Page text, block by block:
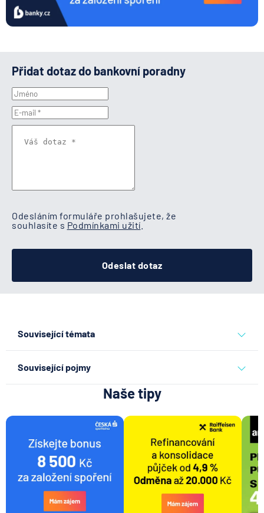
Přidat dotaz do bankovní poradny
Odesláním formuláře prohlašujete, že
souhlasíte s Podmínkami užití
Odeslat dotaz
Související témata
Související pojmy
Naše tipy